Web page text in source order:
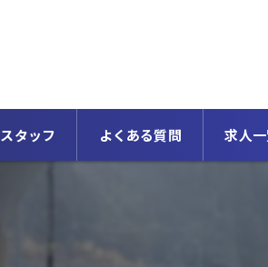
スタッフ よくある質問 求人